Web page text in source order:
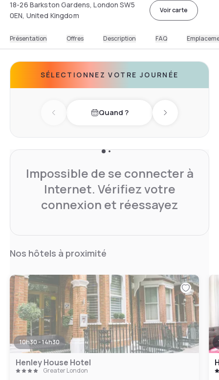
18-26 Barkston Gardens, London SW5
0EN, United Kingdom
Voir carte
Présentation Offres Description FAQ
SÉLECTIONNEZ VOTRE JOURNÉE
Previous dayQuand ? Next day
Impossible de se connecter à
Internet. Vérifiez votre
connexion et réessayez
Nos hôtels à proximité
10h30 - 14h30
Henley House Hotel
Greater London